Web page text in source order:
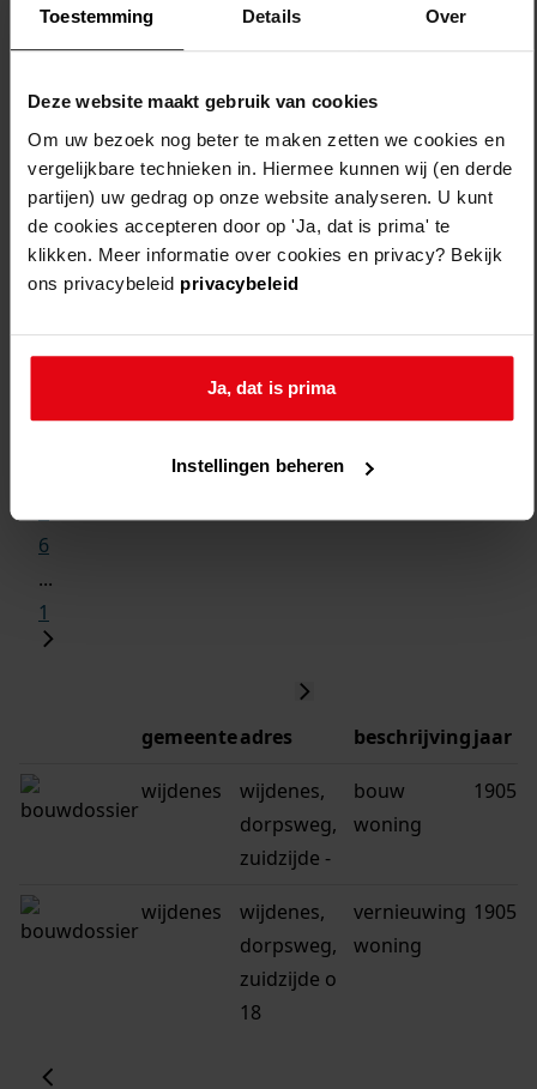
Toestemming Details Over
Deze website maakt gebruik van cookies
Om uw bezoek nog beter te maken zetten we cookies en
vergelijkbare technieken in. Hiermee kunnen wij (en derde
partijen) uw gedrag op onze website analyseren. U kunt
de cookies accepteren door op 'Ja, dat is prima' te
klikken. Meer informatie over cookies en privacy? Bekijk
ons privacybeleid privacybeleid
Ja, dat is prima
Instellingen beheren
Weergave:
1
6
...
1
gemeenteadres beschrijvingjaar
wijdenes
wijdenes,
dorpsweg,
zuidzijde -
bouw
woning
1905
wijdenes
wijdenes,
dorpsweg,
zuidzijde o
18
vernieuwing
woning
1905